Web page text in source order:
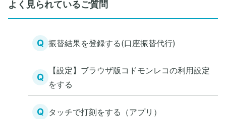
よく見られているご質問
Q 振替結果を登録する(口座振替代行)
Q
【設定】ブラウザ版コドモンレコの利用設定
をする
Q タッチで打刻をする（アプリ）